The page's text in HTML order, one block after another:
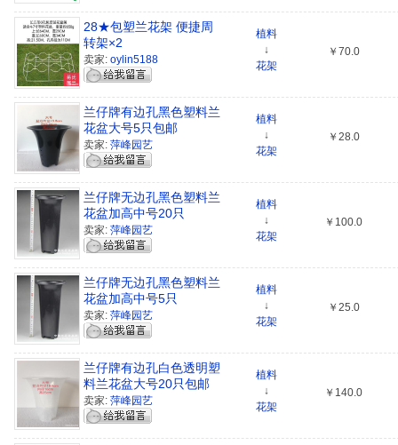
28★包塑兰花架 便捷周
转架×2
卖家: oylin5188
植料
↓
花架
￥70.0
兰仔牌有边孔黑色塑料兰
花盆大号5只包邮
卖家: 萍峰园艺
植料
↓
花架
￥28.0
兰仔牌无边孔黑色塑料兰
花盆加高中号20只
卖家: 萍峰园艺
植料
↓
花架
￥100.0
兰仔牌无边孔黑色塑料兰
花盆加高中号5只
卖家: 萍峰园艺
植料
↓
花架
￥25.0
兰仔牌有边孔白色透明塑
料兰花盆大号20只包邮
卖家: 萍峰园艺
植料
↓
花架
￥140.0